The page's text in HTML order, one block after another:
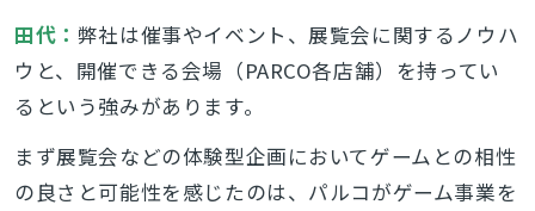
田代： 弊社は催事やイベント、展覧会に関するノウハ
ウと、開催できる会場（PARCO各店舗）を持ってい
るという強みがあります。
まず展覧会などの体験型企画においてゲームとの相性
の良さと可能性を感じたのは、パルコがゲーム事業を